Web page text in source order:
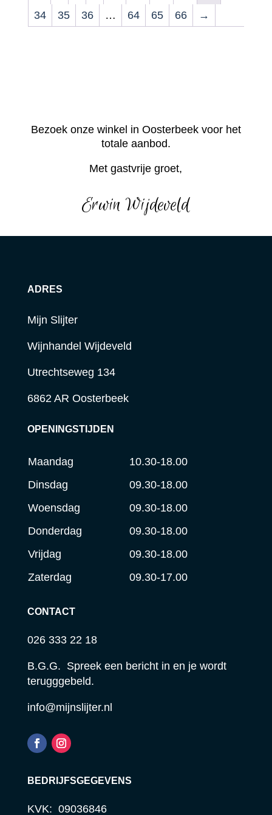
34
35 36 … 64 65 66 →
Bezoek onze winkel in Oosterbeek voor het
totale aanbod.
Met gastvrije groet,
Erwin Wijdeveld
ADRES
Mijn Slijter
Wijnhandel Wijdeveld
Utrechtseweg 134
6862 AR Oosterbeek
OPENINGSTIJDEN
Maandag
10.30-18.00
Dinsdag
09.30-18.00
Woensdag
09.30-18.00
Donderdag
09.30-18.00
Vrijdag
09.30-18.00
Zaterdag
09.30-17.00
CONTACT
026 333 22 18
B.G.G. Spreek een bericht in en je wordt
terugggebeld.
info@mijnslijter.nl
BEDRIJFSGEGEVENS
KVK: 09036846